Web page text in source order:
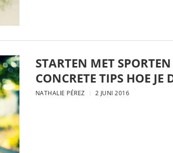
STARTEN MET
CONCRETE TIPS HOE
NATHALIE PÉREZ 2 JUNI 2016